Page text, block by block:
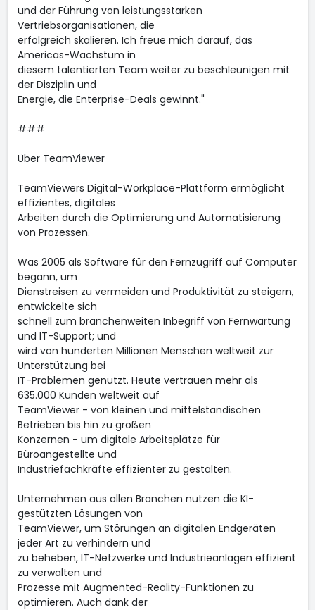
und der Führung von leistungsstarken
Vertriebsorganisationen, die
erfolgreich skalieren. Ich freue mich darauf, das
Americas-Wachstum in
diesem talentierten Team weiter zu beschleunigen mit
der Disziplin und
Energie, die Enterprise-Deals gewinnt."
###
Über TeamViewer
TeamViewers Digital-Workplace-Plattform ermöglicht
effizientes, digitales
Arbeiten durch die Optimierung und Automatisierung
von Prozessen.
Was 2005 als Software für den Fernzugriff auf Computer
begann, um
Dienstreisen zu vermeiden und Produktivität zu steigern,
entwickelte sich
schnell zum branchenweiten Inbegriff von Fernwartung
und IT-Support; und
wird von hunderten Millionen Menschen weltweit zur
Unterstützung bei
IT-Problemen genutzt. Heute vertrauen mehr als
635.000 Kunden weltweit auf
TeamViewer - von kleinen und mittelständischen
Betrieben bis hin zu großen
Konzernen - um digitale Arbeitsplätze für
Büroangestellte und
Industriefachkräfte effizienter zu gestalten.
Unternehmen aus allen Branchen nutzen die KI-
gestützten Lösungen von
TeamViewer, um Störungen an digitalen Endgeräten
jeder Art zu verhindern und
zu beheben, IT-Netzwerke und Industrieanlagen effizient
zu verwalten und
Prozesse mit Augmented-Reality-Funktionen zu
optimieren. Auch dank der